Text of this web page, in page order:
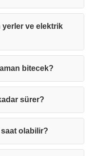
yerler ve elektrik
bitecek?
sürer?
olabilir?